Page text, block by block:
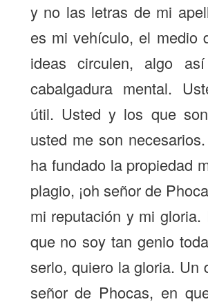
y no las letras de mi
es mi vehículo, el medio
ideas circulen, algo
cabalgadura mental.
útil. Usted y los que
usted me son
ha fundado la propiedad
plagio, ¡oh señor de
mi reputación y mi gloria.
que no soy tan genio
serlo, quiero la gloria. Un
señor de Phocas, en